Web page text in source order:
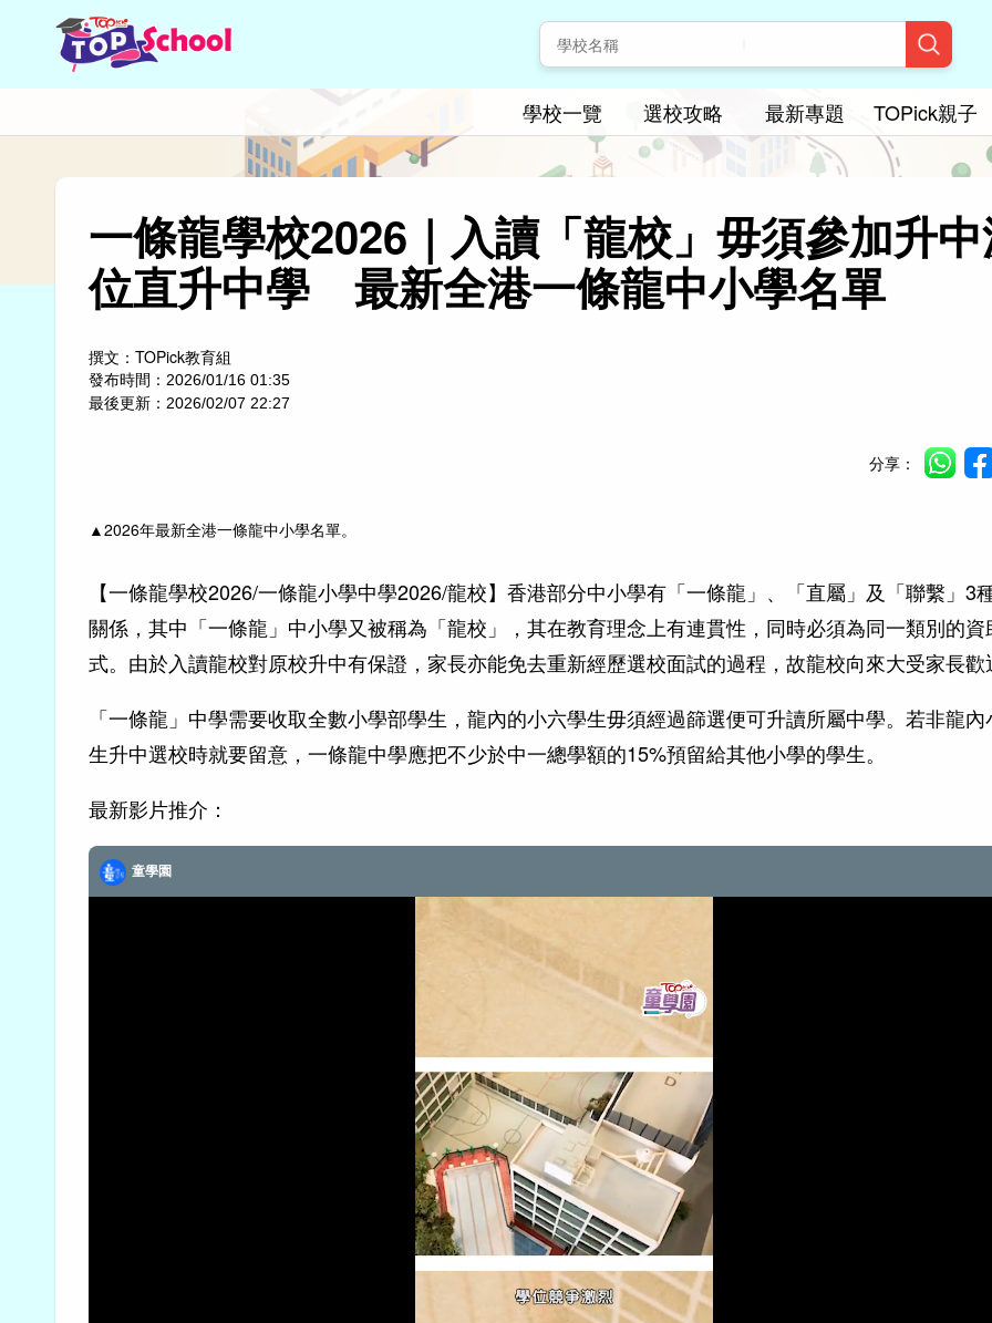
一條龍學校2026｜入讀「龍校」毋須參加升
位直升中學 最新全港一條龍中小學名單
撰文： TOPick教育組
發布時間： 2026/01/16 01:35
最後更新： 2026/02/07 22:27
分享：
▲2026年最新全港一條龍中小學名單。
【一條龍學校2026/一條龍小學中學2026/龍校】香港部分中小學有「一條龍」、「直屬」及「聯繫」3
關係，其中「一條龍」中小學又被稱為「龍校」，其在教育理念上有連貫性，同時必須為同一類別的資
式。由於入讀龍校對原校升中有保證，家長亦能免去重新經歷選校面試的過程，故龍校向來大受家長歡
「一條龍」中學需要收取全數小學部學生，龍內的小六學生毋須經過篩選便可升讀所屬中學。若非龍內
生升中選校時就要留意，一條龍中學應把不少於中一總學額的15%預留給其他小學的學生。
最新影片推介：
童學園
學校一覽 選校攻略 最新專題 TOPick親子